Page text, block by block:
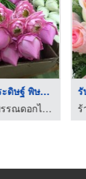
จำหน่ายไม้ประดับ พิษ ...
ร้าน สิริพรรณดอกไม้ผ้า พิษณุโลก